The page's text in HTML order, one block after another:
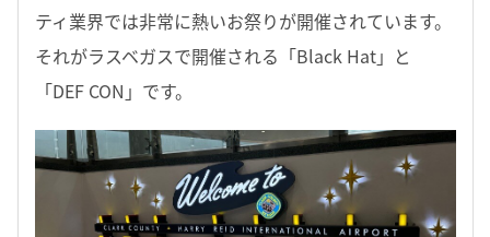
ティ業界では非常に熱いお祭りが開催されています。
それがラスベガスで開催される「Black Hat」と
「DEF CON」です。